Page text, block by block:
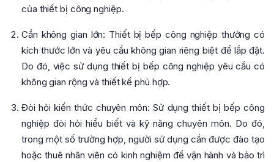
của thiết bị công nghiệp.
Cần không gian lớn: Thiết bị bếp công nghiệp thường có
kích thước lớn và yêu cầu không gian riêng biệt để lắp đặt.
Do đó, việc sử dụng thiết bị bếp công nghiệp yêu cầu có
không gian rộng và thiết kế phù hợp.
Đòi hỏi kiến thức chuyên môn: Sử dụng thiết bị bếp công
nghiệp đòi hỏi hiểu biết và kỹ năng chuyên môn. Do đó,
trong một số trường hợp, người sử dụng cần được đào tạo
hoặc thuê nhân viên có kinh nghiệm để vận hành và bảo trì